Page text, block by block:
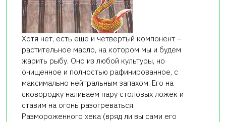
Хотя нет, есть ещё и четвёртый компонент –
растительное масло, на котором мы и будем
жарить рыбу. Оно из любой культуры, но
очищенное и полностью рафинированное, с
максимально нейтральным запахом. Его на
сковородку наливаем пару столовых ложек и
ставим на огонь разогреваться.
Размороженного хека (вряд ли вы сами его